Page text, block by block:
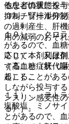
他患者の状態を
コルチゾール分
の過剰産生、肝
用の減弱のおそ
２０）． 利尿剤
［高血糖症状（
起こることがあ
しながら投与す
ンスリン感受性
る）］。
るなど慎重に投
抑制、腎排泄抑
１０）． クロラ
があるので、血
応じて本剤又は
すること（肝代
る）］。
１１）． テトラ
塩酸塩、ミノサ
とがあるので、